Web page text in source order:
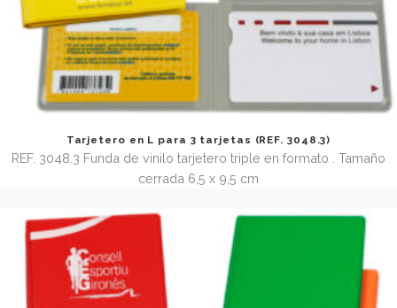
Tarjetero apaisado paras 2 tarjetas (REF. 3048.7)
REF. 3048.7 Tarjetero apaisado de vinilo para 2 tarjetas.
abierta 7,1 x 19,4 cm